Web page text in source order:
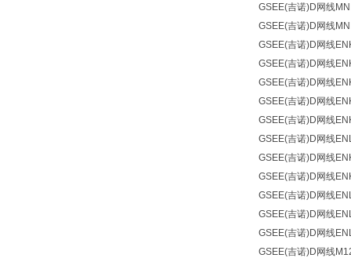
GSEE(吉诺)D网线
GSEE(吉诺)D网线
GSEE(吉诺)D网线
GSEE(吉诺)D网线
GSEE(吉诺)D网线
GSEE(吉诺)D网线
GSEE(吉诺)D网线
GSEE(吉诺)D网线
GSEE(吉诺)D网线
GSEE(吉诺)D网线
GSEE(吉诺)D网线
GSEE(吉诺)D网线
GSEE(吉诺)D网线
GSEE(吉诺)D网线